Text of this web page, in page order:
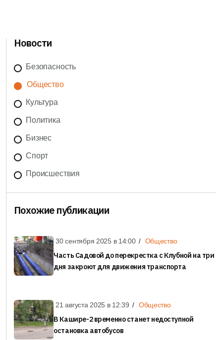
Новости
Безопасность
Общество
Культура
Политика
Бизнес
Спорт
Происшествия
Похожие публикации
30 сентября 2025 в 14:00 Общество
Часть Садовой до перекрестка с Клубной на три
дня закроют для движения транспорта
21 августа 2025 в 12:39 Общество
В Кашире-2 временно станет недоступной
остановка автобусов